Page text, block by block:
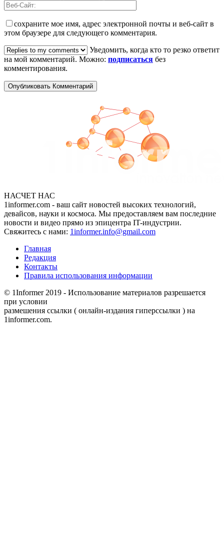
сохраните мое имя, адрес электронной почты и веб-сайт в
этом браузере для следующего комментария.
Уведомить, когда кто то резко ответит
на мой комментарий. Можно: подписаться без
комментирования.
НАСЧЕТ НАС
1informer.com - ваш сайт новостей высоких технологий,
девайсов, науки и космоса. Мы предоставляем вам последние
новости и видео прямо из эпицентра IT-индустрии.
Свяжитесь с нами: 1informer.info@gmail.com
Главная
Редакция
Контакты
Правила использования информации
© 1Informer 2019 - Использование материалов разрешается
при условии
размешения ссылки ( онлайн-издания гиперссылки ) на
1informer.com.